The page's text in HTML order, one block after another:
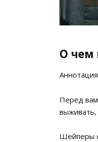
О чем
Перед
выживать,
Шейперы